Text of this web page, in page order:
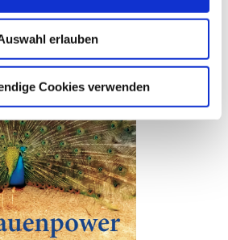
erlauben
Cookies verwenden